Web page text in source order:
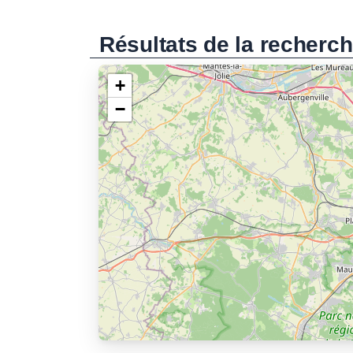
Résultats de la
+
−